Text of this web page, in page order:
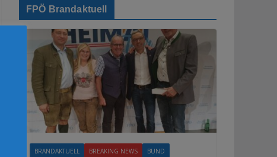
FPÖ Brandaktuell
BRANDAKTUELL BREAKING NEWS BUND